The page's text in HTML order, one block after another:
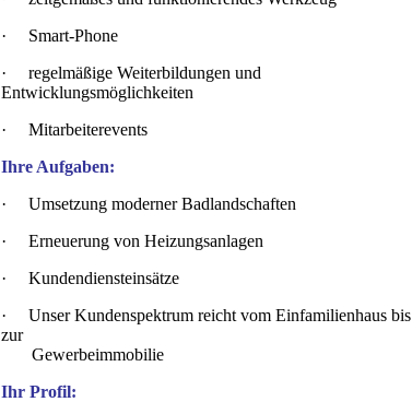
· Smart-Phone
· regelmäßige Weiterbildungen und
Entwicklungsmöglichkeiten
· Mitarbeiterevents
Ihre Aufgaben:
· Umsetzung moderner Badlandschaften
· Erneuerung von Heizungsanlagen
· Kundendiensteinsätze
· Unser Kundenspektrum reicht vom Einfamilienhaus bis
zur
Gewerbeimmobilie
Ihr Profil: